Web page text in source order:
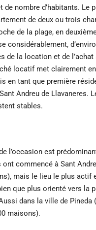
de nombre d’habitants. Le
de deux ou trois
de la plage, en
considérablement,
de la location et de
locatif met clairement
en tant que première
Andreu de Llavaneres.
stables.
l’occasion est
commencé à Sant
mais le lieu le plus actif
que plus orienté vers la
dans la ville de Pineda
maisons).